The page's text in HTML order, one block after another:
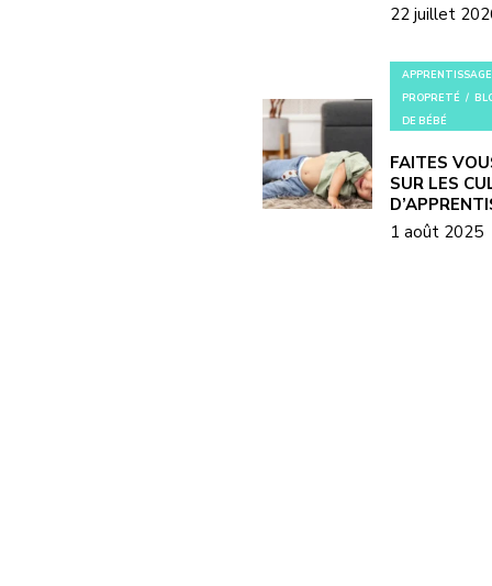
22 juillet
APPRENTISSAGE
PROPRETÉ
DE BÉBÉ
FAITES
SUR LES
1 août 2025